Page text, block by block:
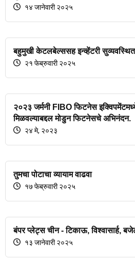
१४ जानेवारी २०२५
बहुमुखी केटलबेल्ससह इन्व्हेंटरी
२१ फेब्रुवारी २०२५
२०२३ जर्मनी FIBO फिटनेस
मिळवल्याबद्दल मोडुन फिटनेसचे अभिनंदन.
२४ मे, २०२३
तुमचा पोटाचा व्यायाम वाढवा
१७ फेब्रुवारी २०२५
बंपर प्लेट्स चीन - टिकाऊ, विश्वासार्ह,
१३ जानेवारी २०२५